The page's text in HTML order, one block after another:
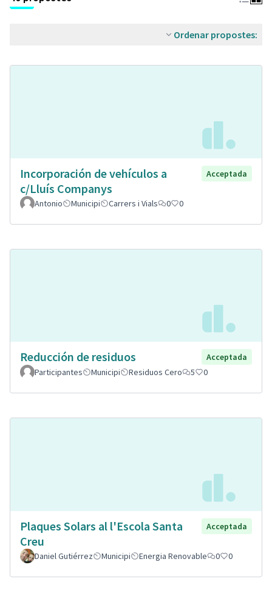
Ordenar propostes:
Incorporación de vehículos a
c/Lluís Companys
Acceptada
Antonio Municipi Carrers i Vials 0 0
Reducción de residuos
Acceptada
Participantes
Municipi Residuos Cero 5 0
Plaques Solars al l'Escola Santa
Creu
Acceptada
Daniel Gutiérrez Municipi Energia Renovable 0 0